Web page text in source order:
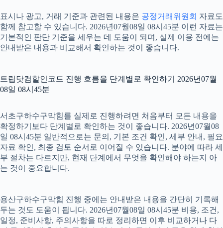
표시나 광고, 거래 기준과 관련된 내용은 공정거래위원회 자료도
함께 참고할 수 있습니다. 2026년07월08일 08시45분 이런 자료는
기본적인 판단 기준을 세우는 데 도움이 되며, 실제 이용 전에는
안내받은 내용과 비교해서 확인하는 것이 좋습니다.
트립닷컴할인코드 진행 흐름을 단계별로 확인하기 2026년07월
08일 08시45분
서초구하수구막힘를 실제로 진행하려면 처음부터 모든 내용을
확정하기보다 단계별로 확인하는 것이 좋습니다. 2026년07월08
일 08시45분 일반적으로는 문의, 기본 조건 확인, 세부 안내, 필요
자료 확인, 최종 검토 순서로 이어질 수 있습니다. 분야에 따라 세
부 절차는 다르지만, 현재 단계에서 무엇을 확인해야 하는지 아
는 것이 중요합니다.
용산구하수구막힘 진행 중에는 안내받은 내용을 간단히 기록해
두는 것도 도움이 됩니다. 2026년07월08일 08시45분 비용, 조건,
일정, 준비사항, 주의사항을 따로 정리하면 이후 비교하거나 다